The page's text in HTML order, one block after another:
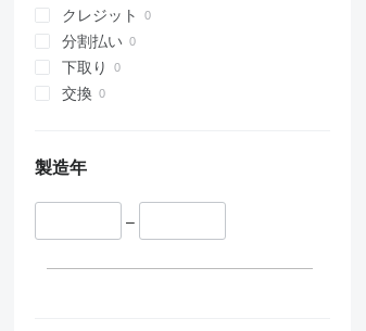
クレジット
分割払い
下取り
交換
製造年
–